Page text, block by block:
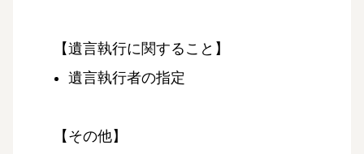
【遺言執行に関すること】
遺言執行者の指定
【その他】